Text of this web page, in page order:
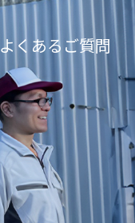
よくあるご質問